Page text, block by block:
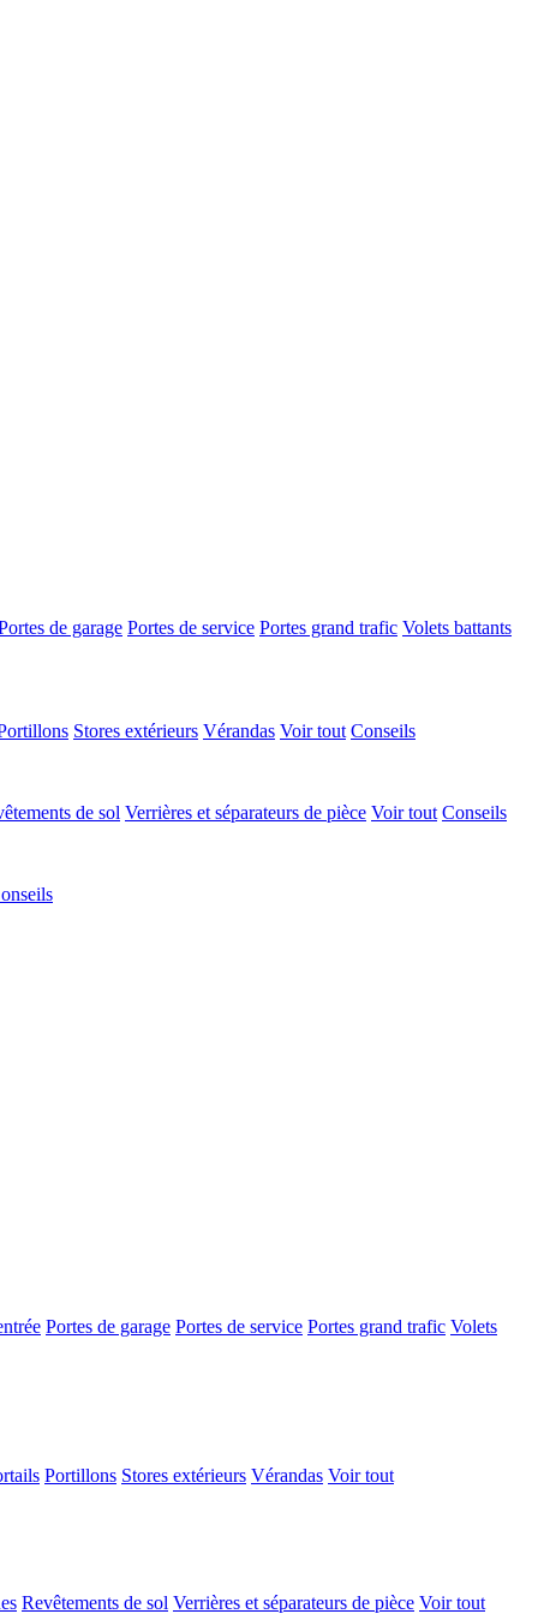
de garage Portes de service Portes grand trafic Volets battants
Stores extérieurs Vérandas Voir tout Conseils
de sol Verrières et séparateurs de pièce Voir tout Conseils
Portes de garage Portes de service Portes grand trafic Volets
Portillons Stores extérieurs Vérandas Voir tout
Revêtements de sol Verrières et séparateurs de pièce Voir tout